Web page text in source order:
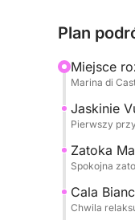
dla tych,
Idealne dla
Zarezerwuj
Plan
Miejsce
Marina di
Jaskinie
Pierwszy
Zatoka
Spokojna
Cala
Chwila